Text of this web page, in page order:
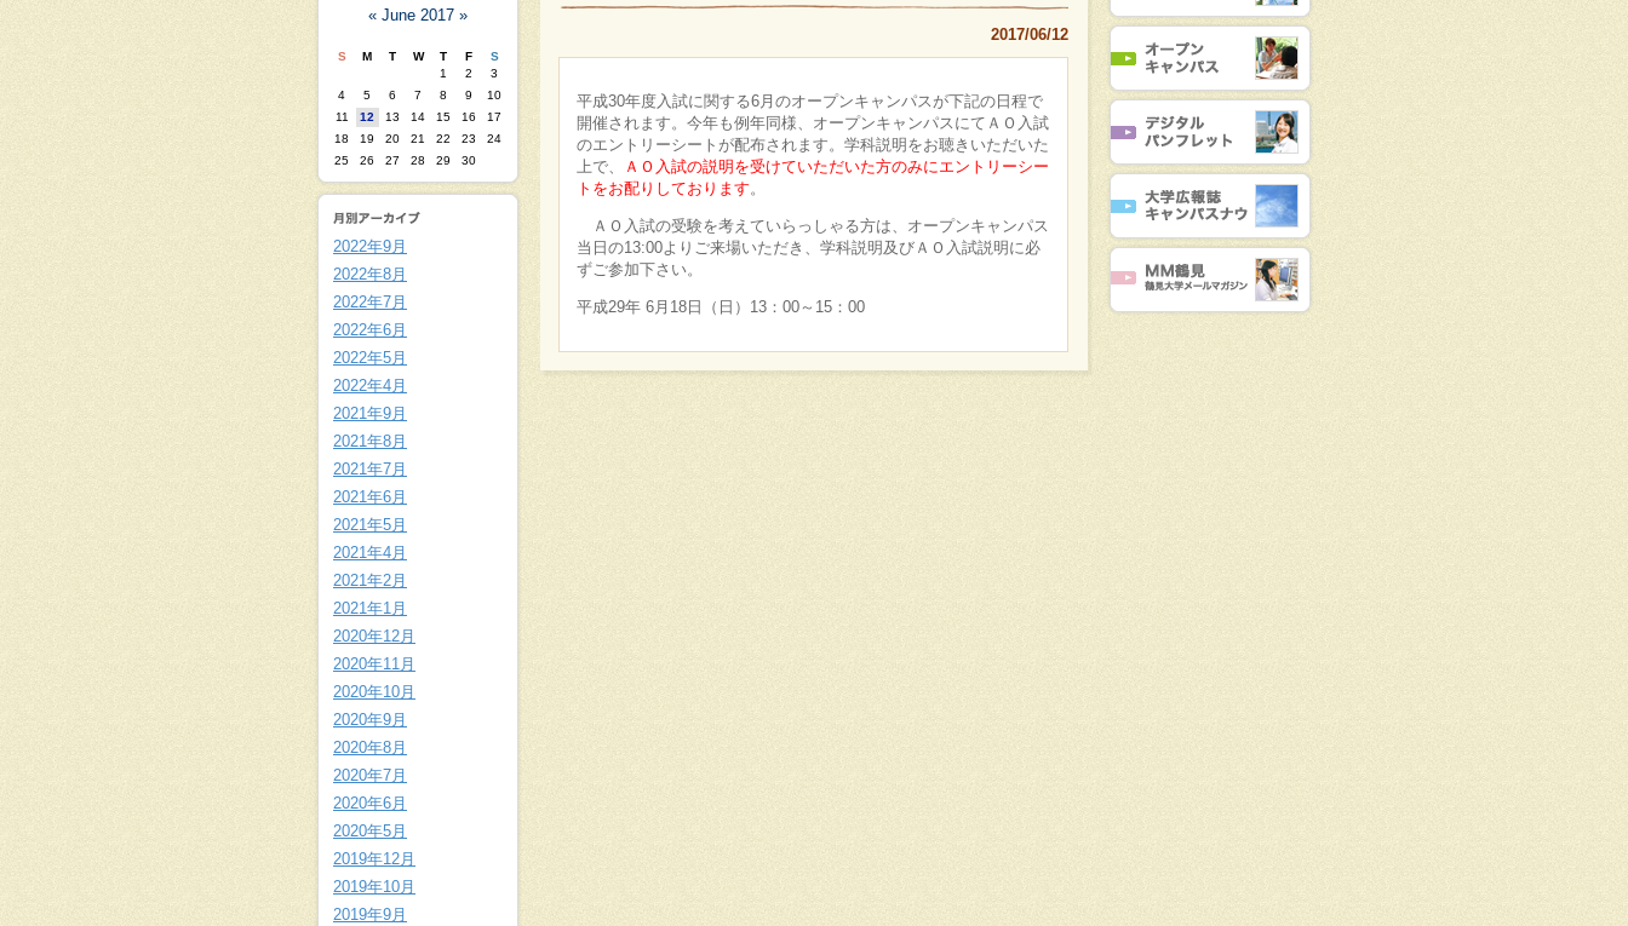
2017/06/12
平成30年度入試に関する6月のオープンキャンパスが下記の日程で
開催されます。今年も例年同様、オープンキャンパスにてＡＯ入試
のエントリーシートが配布されます。学科説明をお聴きいただいた
上で、
ＡＯ入試の説明を受けていただいた方のみにエントリーシー
トをお配りしております。
ＡＯ入試の受験を考えていらっしゃる方は、オープンキャンパス
当日の13:00よりご来場いただき、学科説明及びＡＯ入試説明に必
ずご参加下さい。
平成29年 6月18日（日）13：00～15：00
« June 2017 »
S M T W T F
S
1
2
3
4
5 6 7 8 9
10
11
12 13 14 15 16
17
18
19 20 21 22 23
24
25
26 27 28 29 30
2022年9月
2022年8月
2022年7月
2022年6月
2022年5月
2022年4月
2021年9月
2021年8月
2021年7月
2021年6月
2021年5月
2021年4月
2021年2月
2021年1月
2020年12月
2020年11月
2020年10月
2020年9月
2020年8月
2020年7月
2020年6月
2020年5月
2019年12月
2019年10月
2019年9月